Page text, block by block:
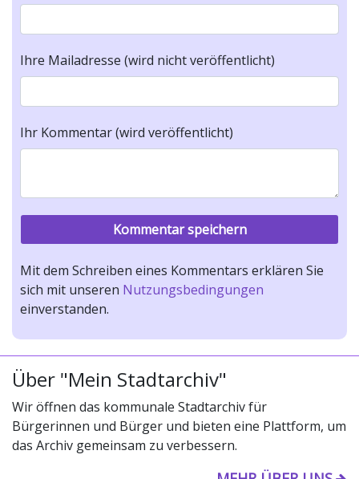
Ihre Mailadresse (wird nicht veröffentlicht)
Ihr Kommentar (wird veröffentlicht)
Mit dem Schreiben eines Kommentars erklären Sie
sich mit unseren Nutzungsbedingungen
einverstanden.
Über "Mein Stadtarchiv"
Wir öffnen das kommunale Stadtarchiv für
Bürgerinnen und Bürger und bieten eine Plattform, um
das Archiv gemeinsam zu verbessern.